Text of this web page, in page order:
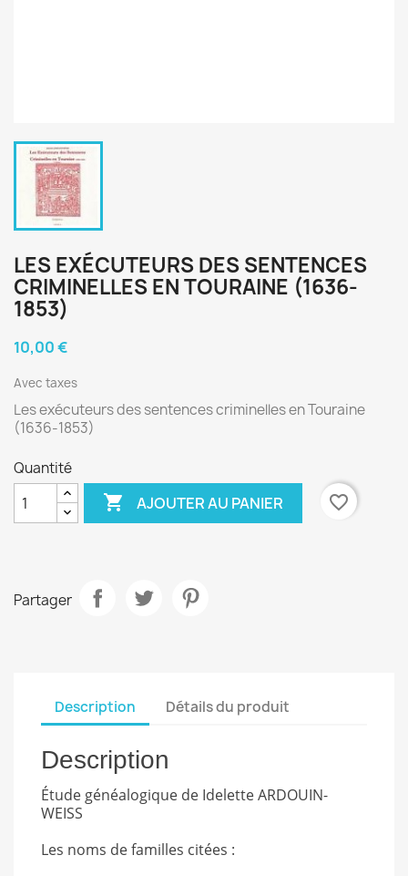
LES EXÉCUTEURS DES SENTENCES
CRIMINELLES EN TOURAINE (1636-
1853)
10,00 €
Avec taxes
Les exécuteurs des sentences criminelles en Touraine
(1636-1853)
Quantité
 AJOUTER AU PANIER favorite_border
Partager
Description Détails du produit
Description
Étude généalogique de Idelette ARDOUIN-
WEISS
Les noms de familles citées :